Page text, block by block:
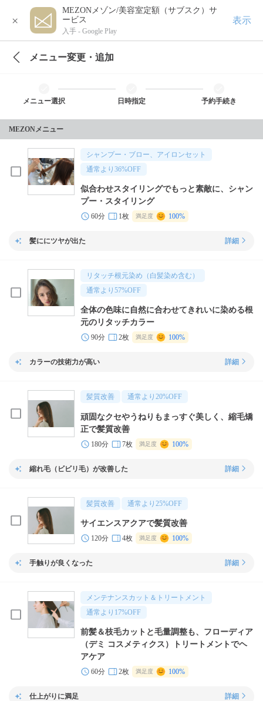
×
MEZONメゾン/美容室定額（サブスク）サ
ービス
入手 - Google Play
表示
メニュー変更・追加
メニュー選択 日時指定 予約手続き
MEZONメニュー
シャンプー・ブロー、アイロンセット
通常より 36%OFF
似合わせスタイリングでもっと素敵に、シャン
プー・スタイリング
60分 1枚 満足度 100%
髪ににツヤが出た 詳細
リタッチ根元染め（白髪染め含む）
通常より 57%OFF
全体の色味に自然に合わせてきれいに染める根
元のリタッチカラー
90分 2枚 満足度 100%
カラーの技術力が高い 詳細
髪質改善 通常より 20%OFF
頑固なクセやうねりもまっすぐ美しく、縮毛矯
正で髪質改善
180分 7枚 満足度 100%
縮れ毛（ビビリ毛）が改善した 詳細
髪質改善 通常より 25%OFF
サイエンスアクアで髪質改善
120分 4枚 満足度 100%
手触りが良くなった 詳細
メンテナンスカット＆トリートメント
通常より 17%OFF
前髪＆枝毛カットと毛量調整も、フローディア
（デミ コスメティクス）トリートメントでヘ
アケア
60分 2枚 満足度 100%
仕上がりに満足 詳細